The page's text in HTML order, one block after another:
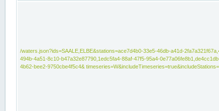
/waters.json?ids=SAALE,ELBE&stations=ace7d4b0-33e5-46db-a41d-
494b-4a51-8c10-b47a32e87790,1edc5fa4-88af-47f5-95a4-
4b62-bee2-9750cbe4f5c4&